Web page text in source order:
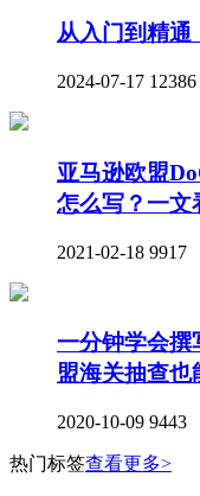
从入门到精通
2024-07-17 12386
亚马逊欧盟
怎么写？一文
2021-02-18 9917
一分钟学会撰
盟海关抽查也
2020-10-09 9443
热门标签查看更多>